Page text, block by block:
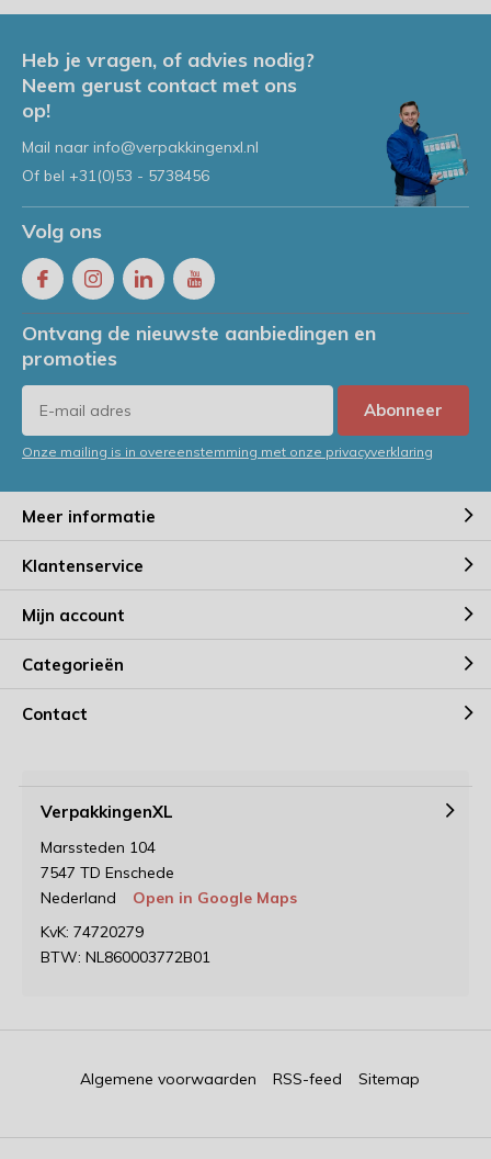
Heb je vragen, of advies nodig?
Neem gerust contact met ons
op!
Mail naar info@verpakkingenxl.nl
Of bel +31(0)53 - 5738456
Volg ons
Ontvang de nieuwste aanbiedingen en
promoties
Abonneer
Onze mailing is in overeenstemming met onze privacyverklaring
Meer informatie
Klantenservice
Mijn account
Categorieën
Contact
VerpakkingenXL
Marssteden 104
7547 TD Enschede
Nederland
Open in Google Maps
KvK: 74720279
BTW: NL860003772B01
Algemene voorwaarden RSS-feed Sitemap